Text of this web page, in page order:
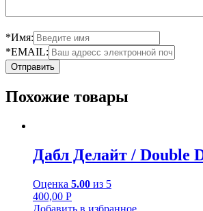
*Имя:
*EMAIL:
Похожие товары
Дабл Делайт / Double
Оценка 5.00 из 5
400,00 Р
Добавить в избранное